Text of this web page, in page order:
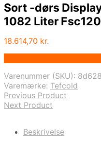
Sort -dørs
1082 Liter
18.614,70 kr.
Varenummer (SKU):
Varemærke: Tefcold
Previous Product
Next Product
Beskrivelse